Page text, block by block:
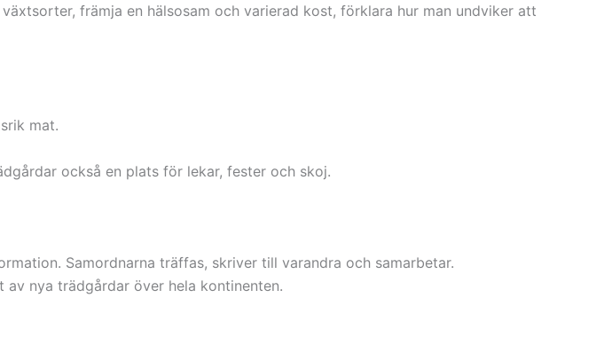
främja en hälsosam och varierad kost, förklara hur man undviker att
mat.
också en plats för lekar, fester och skoj.
Samordnarna träffas, skriver till varandra och samarbetar.
nya trädgårdar över hela kontinenten.